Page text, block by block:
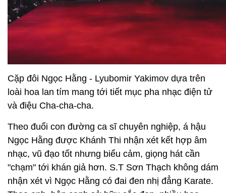
Cặp đôi Ngọc Hằng - Lyubomir Yakimov dựa trên
loài hoa lan tím mang tới tiết mục pha nhạc điện tử
và điệu Cha-cha-cha.
Theo đuổi con đường ca sĩ chuyên nghiệp, á hậu
Ngọc Hằng được Khánh Thi nhận xét kết hợp âm
nhạc, vũ đạo tốt nhưng biểu cảm, giọng hát cần
"chạm" tới khán giả hơn. S.T Sơn Thạch không dám
nhận xét vì Ngọc Hằng có đai đen nhị đẳng Karate.